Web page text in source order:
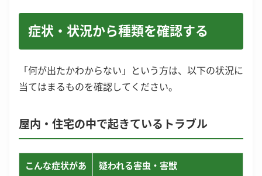
症状・状況から種類を確認する
「何が出たかわからない」という方は、以下の状況に
当てはまるものを確認してください。
屋内・住宅の中で起きているトラブル
こんな症状があ
疑われる害虫・害獣